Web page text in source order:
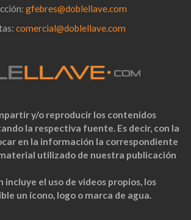
gfebres@doblellave.com
comercial@doblellave.com
y/o reproducir los contenidos
la respectiva fuente. Es decir, con la
en la información la correspondiente
utilizado de nuestra publicación
el uso de videos propios, los
un ícono, logo o marca de agua.